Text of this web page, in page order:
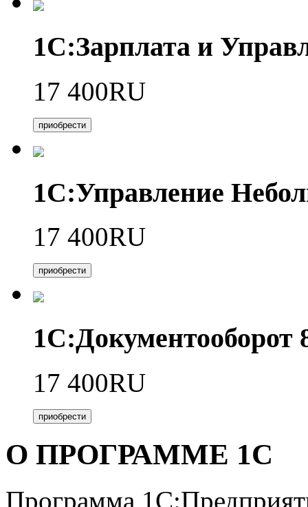
1С:Зарплата и
17 400RU
приобрести
1С:Управление
17 400RU
приобрести
17 400RU
приобрести
О ПРОГРАММЕ 1С
Программа